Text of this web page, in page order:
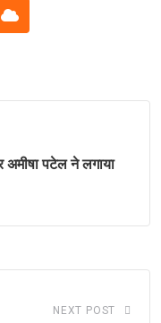
Cloud
अमीषा पटेल ने लगाया
NEXT POST